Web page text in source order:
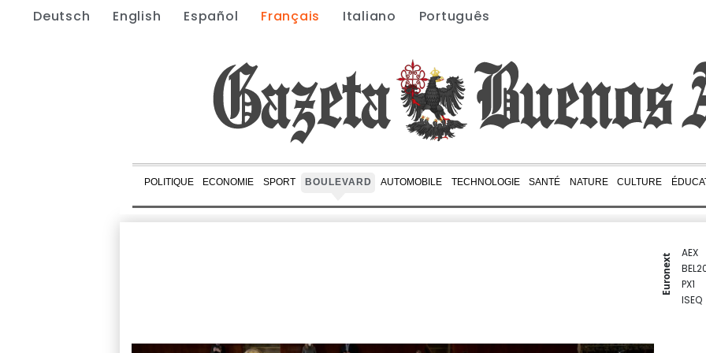
Deutsch English Español Français Italiano Português
POLITIQUE ECONOMIE SPORT BOULEVARD AUTOMOBILE TECHNOLOGIE SANTÉ NATURE CULTURE
Euronext
AEX
PX1
ISEQ